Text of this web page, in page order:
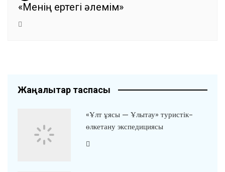
«Менің ертегі әлемім»
Жаңалықтар таспасы
«Ұлт ұясы — Ұлытау» туристік-
өлкетану экспедициясы